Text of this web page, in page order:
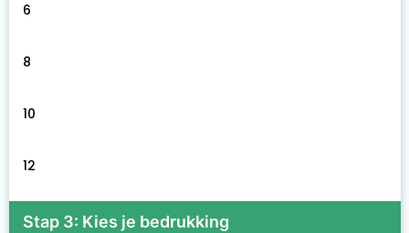
6
8
10
12
Stap 3: Kies je bedrukking